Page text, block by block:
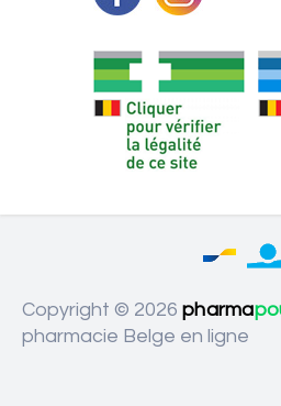
Copyright © 2026 pharma
pharmacie Belge en ligne